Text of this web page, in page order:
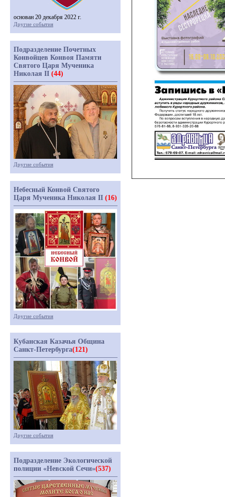
основан 20 декабря 2022 г.
Другие события
Подразделение Почетных
Конвойцев Конвоя Памяти
Святого Царя Мученика
Николая II (44)
Другие события
Небесный Конвой Святого
Царя Мученика Николая II (16)
Другие события
Кубанская Казачья Община
Санкт-Петербурга(121)
Другие события
Подразделение Экологической
полиции «Невской Сечи»(537)